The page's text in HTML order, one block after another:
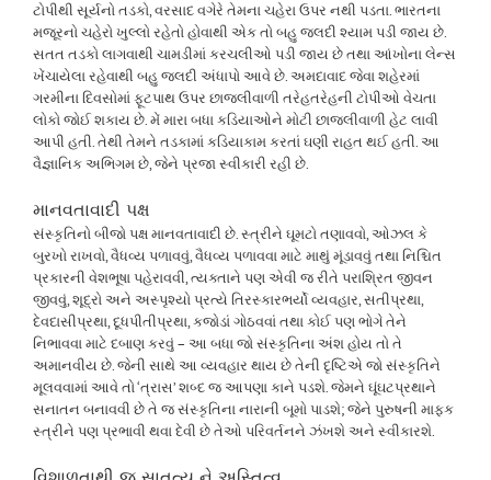
ટોપીથી સૂર્યનો તડકો, વરસાદ વગેરે તેમના ચહેરા ઉપર નથી પડતા. ભારતના
મજૂરનો ચહેરો ખુલ્લો રહેતો હોવાથી એક તો બહુ જલદી શ્યામ પડી જાય છે.
સતત તડકો લાગવાથી ચામડીમાં કરચલીઓ પડી જાય છે તથા આંખોના લેન્સ
ખેંચાયેલા રહેવાથી બહુ જલદી અંધાપો આવે છે. અમદાવાદ જેવા શહેરમાં
ગરમીના દિવસોમાં ફૂટપાથ ઉપર છાજલીવાળી તરેહતરેહની ટોપીઓ વેચતા
લોકો જોઈ શકાય છે. મેં મારા બધા કડિયાઓને મોટી છાજલીવાળી હેટ લાવી
આપી હતી. તેથી તેમને તડકામાં કડિયાકામ કરતાં ઘણી રાહત થઈ હતી. આ
વૈજ્ઞાનિક અભિગમ છે, જેને પ્રજા સ્વીકારી રહી છે.
માનવતાવાદી પક્ષ
સંસ્કૃતિનો બીજો પક્ષ માનવતાવાદી છે. સ્ત્રીને ઘૂમટો તણાવવો, ઓઝલ કે
બુરખો રાખવો, વૈધવ્ય પળાવવું, વૈધવ્ય પળાવવા માટે માથું મૂંડાવવું તથા નિશ્ચિત
પ્રકારની વેશભૂષા પહેરાવવી, ત્યક્તાને પણ એવી જ રીતે પરાશ્રિત જીવન
જીવવું, શૂદ્રો અને અસ્પૃશ્યો પ્રત્યે તિરસ્કારભર્યો વ્યવહાર, સતીપ્રથા,
દેવદાસીપ્રથા, દૂધપીતીપ્રથા, કજોડાં ગોઠવવાં તથા કોઈ પણ ભોગે તેને
નિભાવવા માટે દબાણ કરવું – આ બધા જો સંસ્કૃતિના અંશ હોય તો તે
અમાનવીય છે. જેની સાથે આ વ્યવહાર થાય છે તેની દૃષ્ટિએ જો સંસ્કૃતિને
મૂલવવામાં આવે તો ‘ત્રાસ’ શબ્દ જ આપણા કાને પડશે. જેમને ઘૂંઘટપ્રથાને
સનાતન બનાવવી છે તે જ સંસ્કૃતિના નારાની બૂમો પાડશે; જેને પુરુષની માફક
સ્ત્રીને પણ પ્રભાવી થવા દેવી છે તેઓ પરિવર્તનને ઝંખશે અને સ્વીકારશે.